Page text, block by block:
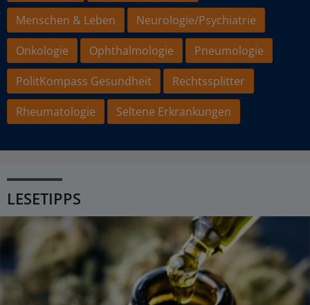
Menschen & Leben
Neurologie/Psychiatrie
Onkologie
Ophthalmologie
Pneumologie
PolitKompass Gesundheit
Rechtssplitter
Rheumatologie
Seltene Erkrankungen
LESETIPPS